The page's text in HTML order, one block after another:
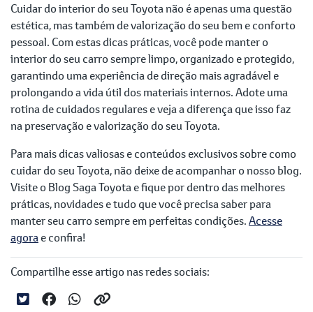
Cuidar do interior do seu Toyota não é apenas uma questão
estética, mas também de valorização do seu bem e conforto
pessoal. Com estas dicas práticas, você pode manter o
interior do seu carro sempre limpo, organizado e protegido,
garantindo uma experiência de direção mais agradável e
prolongando a vida útil dos materiais internos. Adote uma
rotina de cuidados regulares e veja a diferença que isso faz
na preservação e valorização do seu Toyota.
Para mais dicas valiosas e conteúdos exclusivos sobre como
cuidar do seu Toyota, não deixe de acompanhar o nosso blog.
Visite o Blog Saga Toyota e fique por dentro das melhores
práticas, novidades e tudo que você precisa saber para
manter seu carro sempre em perfeitas condições.Acesse
agorae confira!
Compartilhe esse artigo nas redes sociais: